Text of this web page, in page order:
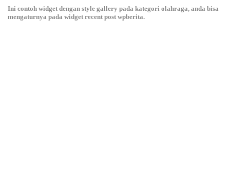
Ini contoh widget dengan style gallery pada kategori olahraga, anda bisa
mengaturnya pada widget recent post wpberita.